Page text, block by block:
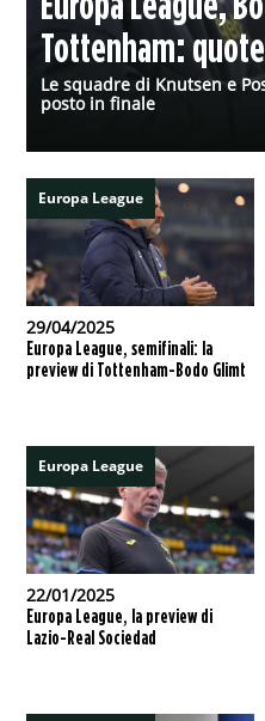
Tottenham:
Le squadre di Knutsen e
posto in finale
Europa League
29/04/2025
Europa League, semifinali: la
preview di Tottenham-Bodo Glimt
Europa League
22/01/2025
Europa League, la preview di
Lazio-Real Sociedad